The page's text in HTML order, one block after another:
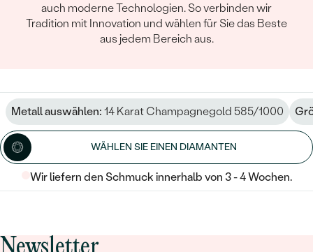
auch moderne Technologien. So verbinden wir
Tradition mit Innovation und wählen für Sie das Beste
aus jedem Bereich aus.
Metall auswählen: 14 Karat Champagnegold 585/1000
WÄHLEN SIE EINEN DIAMANTEN
Wir liefern den Schmuck innerhalb von 3 - 4 Wochen.
Newsletter